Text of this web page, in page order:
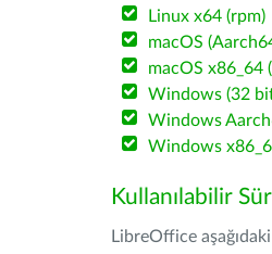
Linux x64 (rpm)
macOS
macOS x86_64
Windows (32
Windows
Windows
Kullanılabilir
LibreOffice aşağıdaki